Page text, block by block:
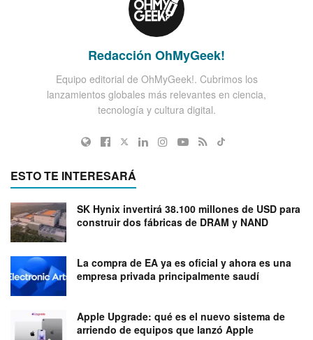
Redacción OhMyGeek!
Equipo editorial de OhMyGeek!. Cubrimos los
lanzamientos globales más relevantes en ciencia,
tecnología y cultura digital.
ESTO TE INTERESARÁ
SK Hynix invertirá 38.100 millones de USD para
construir dos fábricas de DRAM y NAND
La compra de EA ya es oficial y ahora es una
empresa privada principalmente saudí
Apple Upgrade: qué es el nuevo sistema de
arriendo de equipos que lanzó Apple